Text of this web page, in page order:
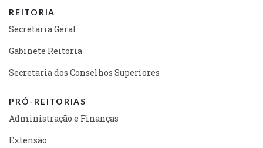
REITORIA
Secretaria Geral
Gabinete Reitoria
Secretaria dos Conselhos Superiores
PRÓ-REITORIAS
Administração e Finanças
Extensão